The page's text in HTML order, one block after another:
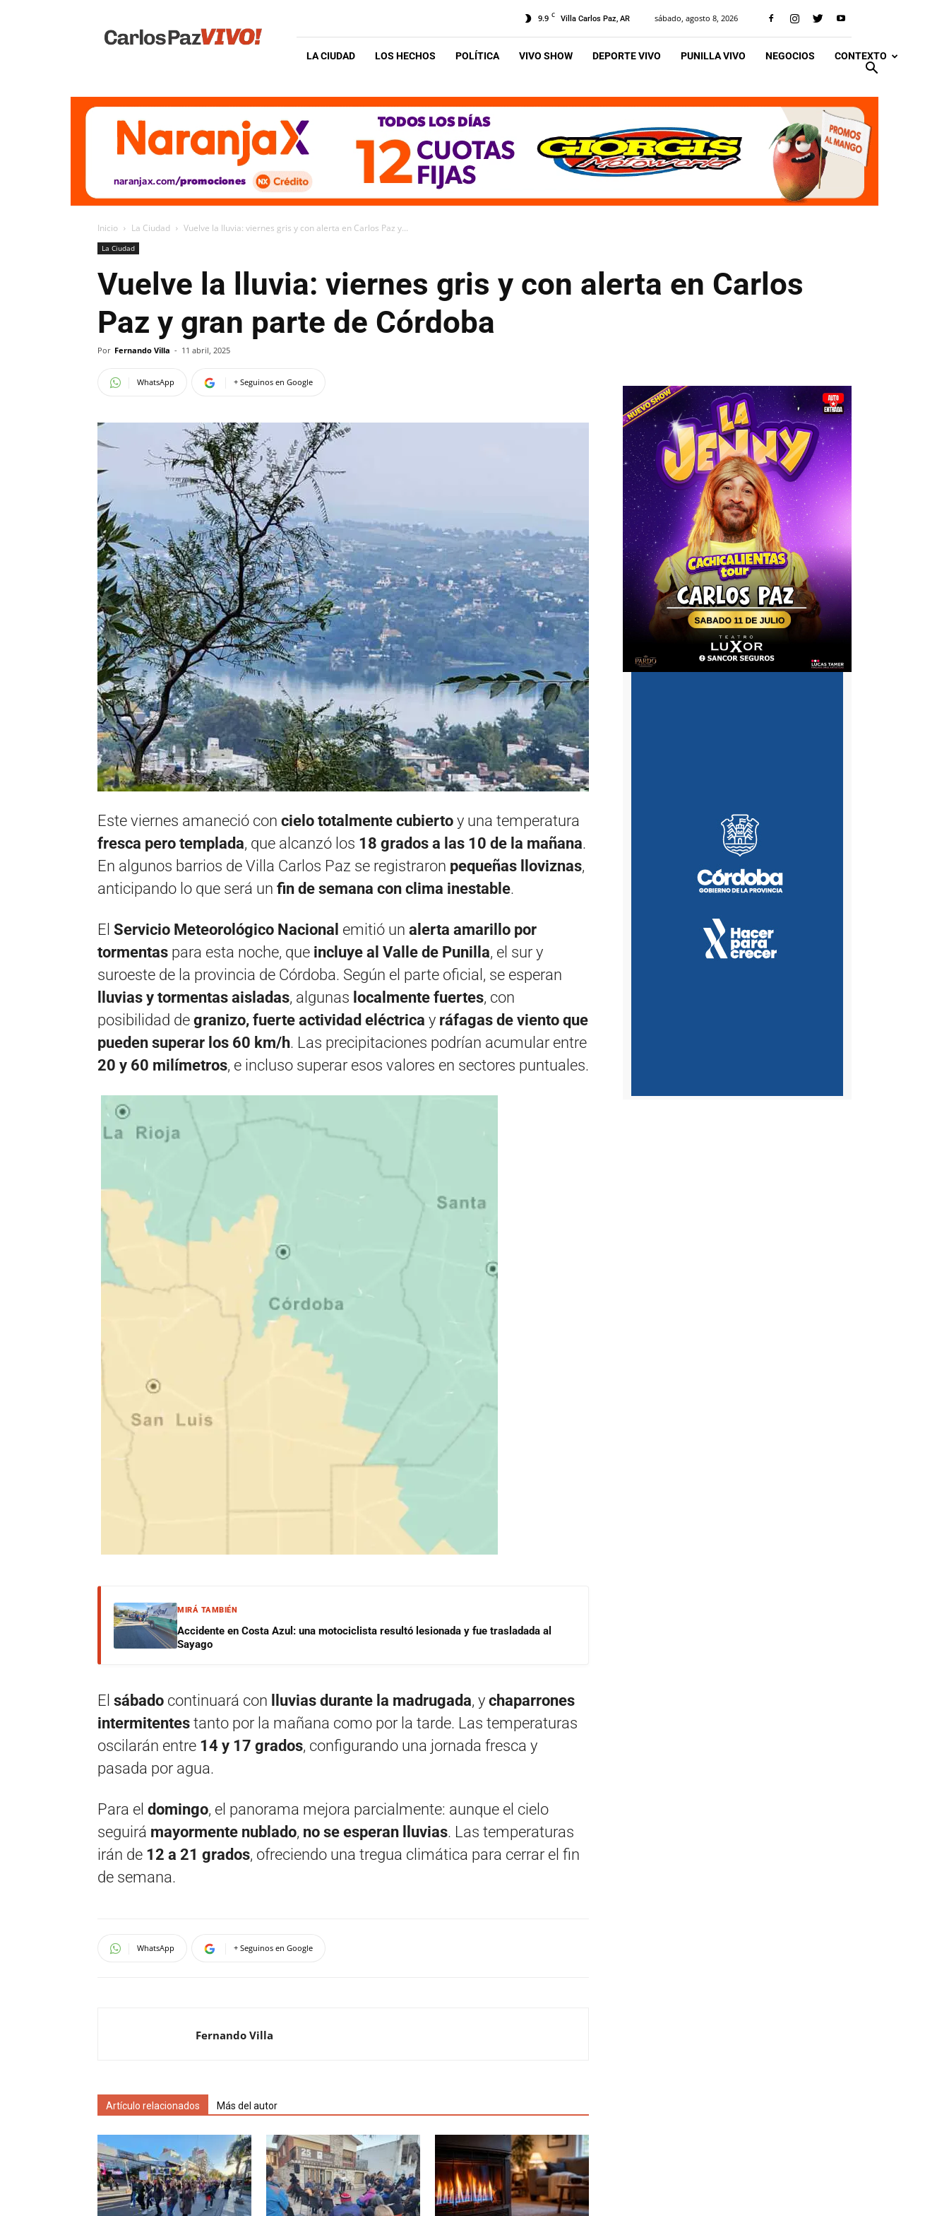
Vivo
9.9 C Villa Carlos Paz, AR sábado, agosto 8, 2026
LA CIUDAD LOS HECHOS POLÍTICA VIVO SHOW DEPORTE VIVO PUNILLA VIVO NEGOCIOS CONTEXTO
Inicio La Ciudad Vuelve la lluvia: viernes gris y con alerta en Carlos Paz y...
La Ciudad
Vuelve la lluvia: viernes gris y con alerta en Carlos
Paz y gran parte de Córdoba
Por Fernando Villa - 11 abril, 2025
WhatsApp + Seguinos en Google
Este viernes amaneció con cielo totalmente cubierto y una temperatura
fresca pero templada, que alcanzó los 18 grados a las 10 de la mañana.
En algunos barrios de Villa Carlos Paz se registraron pequeñas lloviznas,
anticipando lo que será un fin de semana con clima inestable.
El Servicio Meteorológico Nacional emitió un alerta amarillo por
tormentas para esta noche, que incluye al Valle de Punilla, el sur y
suroeste de la provincia de Córdoba. Según el parte oficial, se esperan
lluvias y tormentas aisladas, algunas localmente fuertes, con
posibilidad de granizo, fuerte actividad eléctrica y ráfagas de viento que
pueden superar los 60 km/h. Las precipitaciones podrían acumular entre
20 y 60 milímetros, e incluso superar esos valores en sectores puntuales.
MIRÁ TAMBIÉN
Accidente en Costa Azul: una motociclista resultó lesionada y fue trasladada al
Sayago
El sábado continuará con lluvias durante la madrugada, y chaparrones
intermitentes tanto por la mañana como por la tarde. Las temperaturas
oscilarán entre 14 y 17 grados, configurando una jornada fresca y
pasada por agua.
Para el domingo, el panorama mejora parcialmente: aunque el cielo
seguirá mayormente nublado, no se esperan lluvias. Las temperaturas
irán de 12 a 21 grados, ofreciendo una tregua climática para cerrar el fin
de semana.
WhatsApp + Seguinos en Google
Fernando Villa
Artículo relacionados Más del autor